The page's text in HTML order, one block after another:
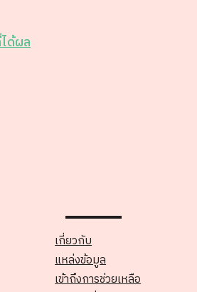
ด้ผล
เกี่ยวกับ
แหล่งข้อมูล
เข้าถึงการช่วยเหลือ